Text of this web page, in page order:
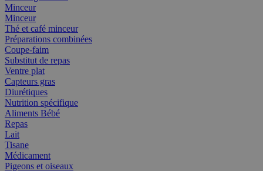
Minceur
Minceur
Thé et café minceur
Préparations combinées
Coupe-faim
Substitut de repas
Ventre plat
Capteurs gras
Diurétiques
Nutrition spécifique
Aliments Bébé
Repas
Lait
Tisane
Médicament
Pigeons et oiseaux